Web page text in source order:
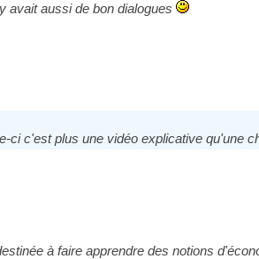
avait aussi de bon dialogues
ci c'est plus une vidéo explicative qu'une
à faire apprendre des notions